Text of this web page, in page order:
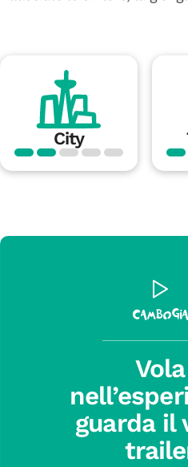
City
Cambogia
Vola
guarda il